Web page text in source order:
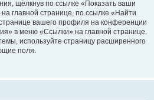
щёлкнув по ссылке «Показать ваши
главной странице, по ссылке «Найти
вашего профиля на конференции
в меню «Ссылки» на главной странице.
используйте страницу расширенного
поля.